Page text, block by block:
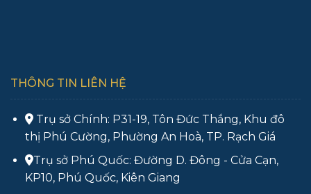
THÔNG TIN LIÊN HỆ
Trụ sở Chính: P31-19, Tôn Đức Thắng, Khu đô
thị Phú Cường, Phường An Hoà, TP. Rạch Giá
Trụ sở Phú Quốc: Đường D. Đông - Cửa Cạn,
KP10, Phú Quốc, Kiên Giang